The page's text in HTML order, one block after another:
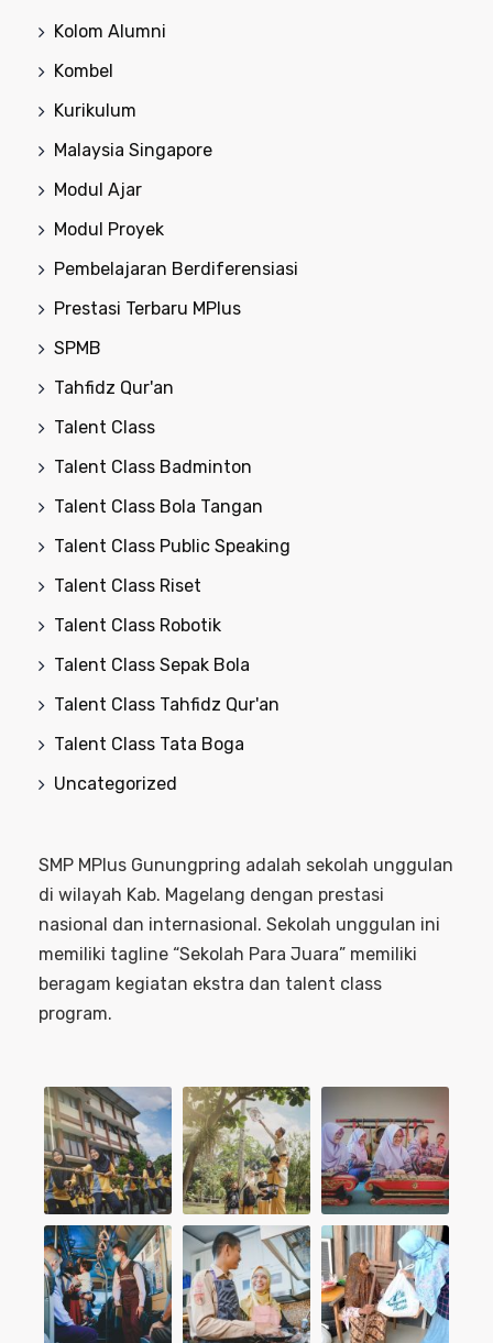
Kolom Alumni
Kombel
Kurikulum
Malaysia Singapore
Modul Ajar
Modul Proyek
Pembelajaran Berdiferensiasi
Prestasi Terbaru MPlus
SPMB
Tahfidz Qur'an
Talent Class
Talent Class Badminton
Talent Class Bola Tangan
Talent Class Public Speaking
Talent Class Riset
Talent Class Robotik
Talent Class Sepak Bola
Talent Class Tahfidz Qur'an
Talent Class Tata Boga
Uncategorized
SMP MPlus Gunungpring adalah sekolah unggulan
di wilayah Kab. Magelang dengan prestasi
nasional dan internasional. Sekolah unggulan ini
memiliki tagline “Sekolah Para Juara” memiliki
beragam kegiatan ekstra dan talent class
program.